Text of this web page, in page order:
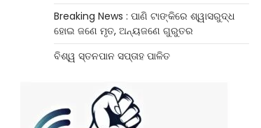
Breaking News : ପାଣି ଟାଙ୍କିରେ ଶ୍ୱାସରୁଦ୍ଧ
ହୋଇ ଜଣେ ମୃତ, ଅନ୍ୟଜଣେ ଗୁରୁତର
ବିଶ୍ୱ ସ୍ତନପାନ ସପ୍ତାହ ପାଳିତ